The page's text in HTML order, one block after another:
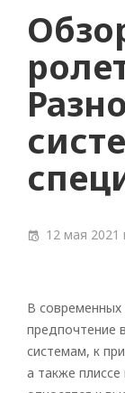
12 мая 2021
В современных
предпочтение
системам, к
а также